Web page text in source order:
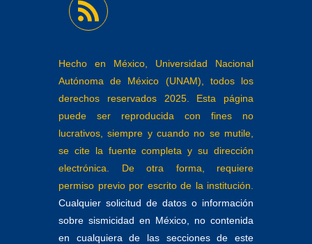
Hecho en México, Universidad Nacional
Autónoma de México (UNAM), todos los
derechos reservados 2025. Esta página
puede ser reproducida con fines no
lucrativos, siempre y cuando no se mutile,
se cite la fuente completa y su dirección
electrónica. De otra forma, requiere
permiso previo por escrito de la institución.
Cualquier solicitud de datos o información
sobre sismicidad en México, no contenida
en cualquiera de las secciones de este